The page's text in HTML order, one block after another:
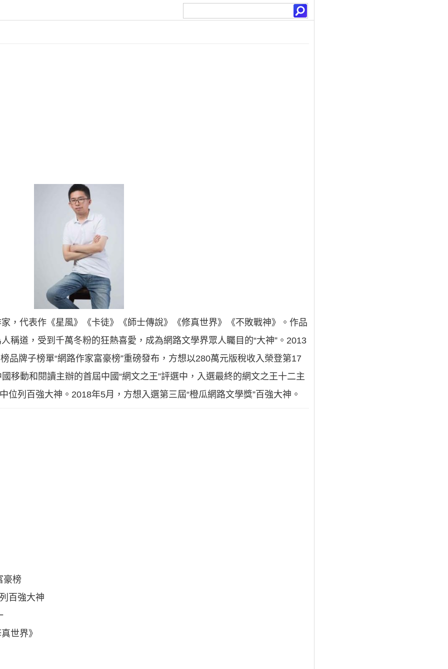
，代表作《星風》《卡徒》《師士傳說》《修真世界》《不敗戰神》。作品
稱道，受到千萬冬粉的狂熱喜愛，成為網路文學界眾人矚目的“大神”。2013
品牌子榜單“網路作家富豪榜”重磅發布，方想以280萬元版稅收入榮登第17
移動和閱讀主辦的首屆中國“網文之王”評選中，入選最終的網文之王十二主
位列百強大神。2018年5月，方想入選第三屆“橙瓜網路文學獎”百強大神。
豪榜
百強大神
世界》